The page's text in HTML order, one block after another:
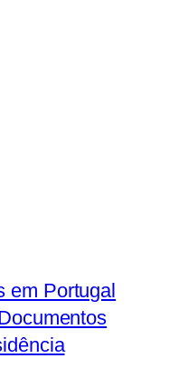
em Portugal